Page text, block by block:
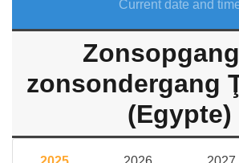
Current date and
zonsondergang
(Egypte)